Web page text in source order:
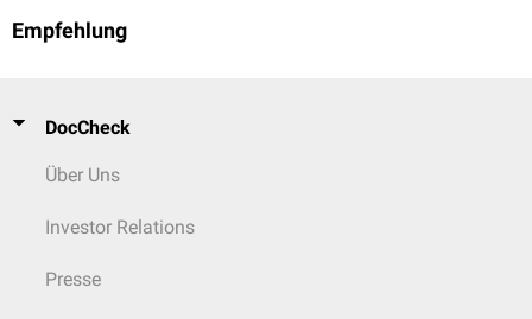
Empfehlung
DocCheck
Über Uns
Investor Relations
Presse